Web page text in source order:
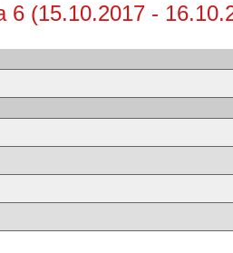
6 (15.10.2017 -